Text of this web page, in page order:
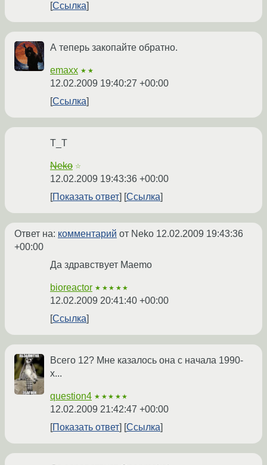
Ссылка
А теперь закопайте обратно.
emaxx ★★
12.02.2009 19:40:27 +00:00
Ссылка
T_T
Neko ☆
12.02.2009 19:43:36 +00:00
Показать ответ
Ссылка
Ответ на: комментарий от Neko 12.02.2009 19:43:36
+00:00
Да здравствует Maemo
bioreactor ★★★★★
12.02.2009 20:41:40 +00:00
Ссылка
Всего 12? Мне казалось она с начала 1990-
х...
question4 ★★★★★
12.02.2009 21:42:47 +00:00
Показать ответ
Ссылка